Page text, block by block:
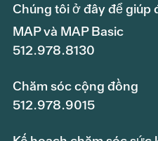
Chúng tôi ở đây để giúp
MAP và MAP Basic
512.978.8130
Chăm sóc cộng đồng
512.978.9015